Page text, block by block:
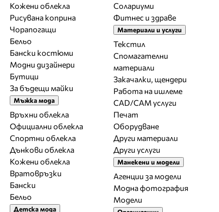
Кожени облекла
Рисувана коприна
Чорапогащи
Бельо
Бански костюми
Модни дизайнери
Бутици
За бъдещи майки
Мъжка мода
Връхни облекла
Официални облекла
Спортни облекла
Дънкови облекла
Кожени облекла
Вратовръзки
Бански
Бельо
Детска мода
Солариуми
Фитнес и здраве
Материали и услуги
Текстил
Спомагателни
материали
Закачалки, щендери
Работа на ишлеме
CAD/CAM услуги
Печат
Оборудване
Други материали
Други услуги
Манекени и модели
Агенции за модели
Модна фотография
Модели